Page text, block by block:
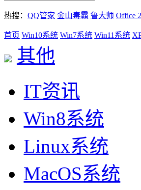
热搜： QQ管家 金山毒霸 鲁大师 Office
首页 Win10系统 Win7系统 Win11系统
其他
IT资讯
Win8系统
Linux系统
MacOS系统